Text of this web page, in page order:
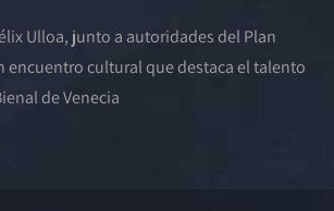
Ulloa, junto a autoridades del Plan
encuentro cultural que destaca el talento
de Venecia